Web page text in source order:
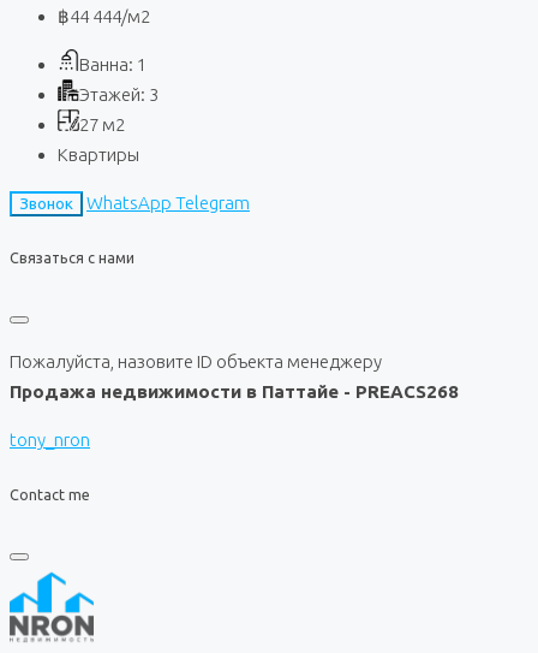
฿44 444/м2
Ванна: 1
Этажей: 3
27 м2
Квартиры
Звонок WhatsApp Telegram
Связаться с нами
Пожалуйста, назовите ID объекта менеджеру
Продажа недвижимости в Паттайе - PREACS268
tony_nron
Contact me